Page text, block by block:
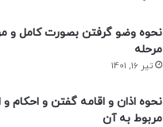
نحوه وضو گرفتن بصورت کامل و
مرحله
تیر 16, 1401
نحوه اذان و اقامه گفتن و احکام
مربوط به آن